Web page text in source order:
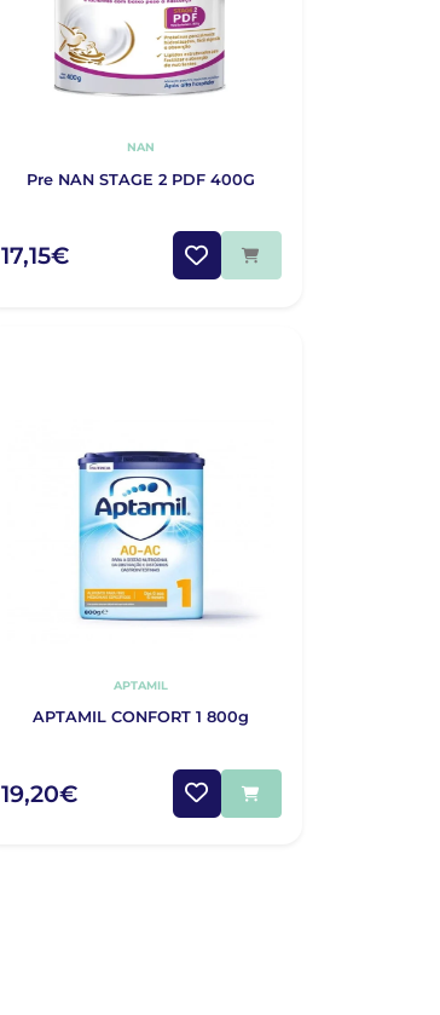
NAN
Pre NAN STAGE 2 PDF 400G
17,15€
APTAMIL
APTAMIL CONFORT 1 800g
19,20€